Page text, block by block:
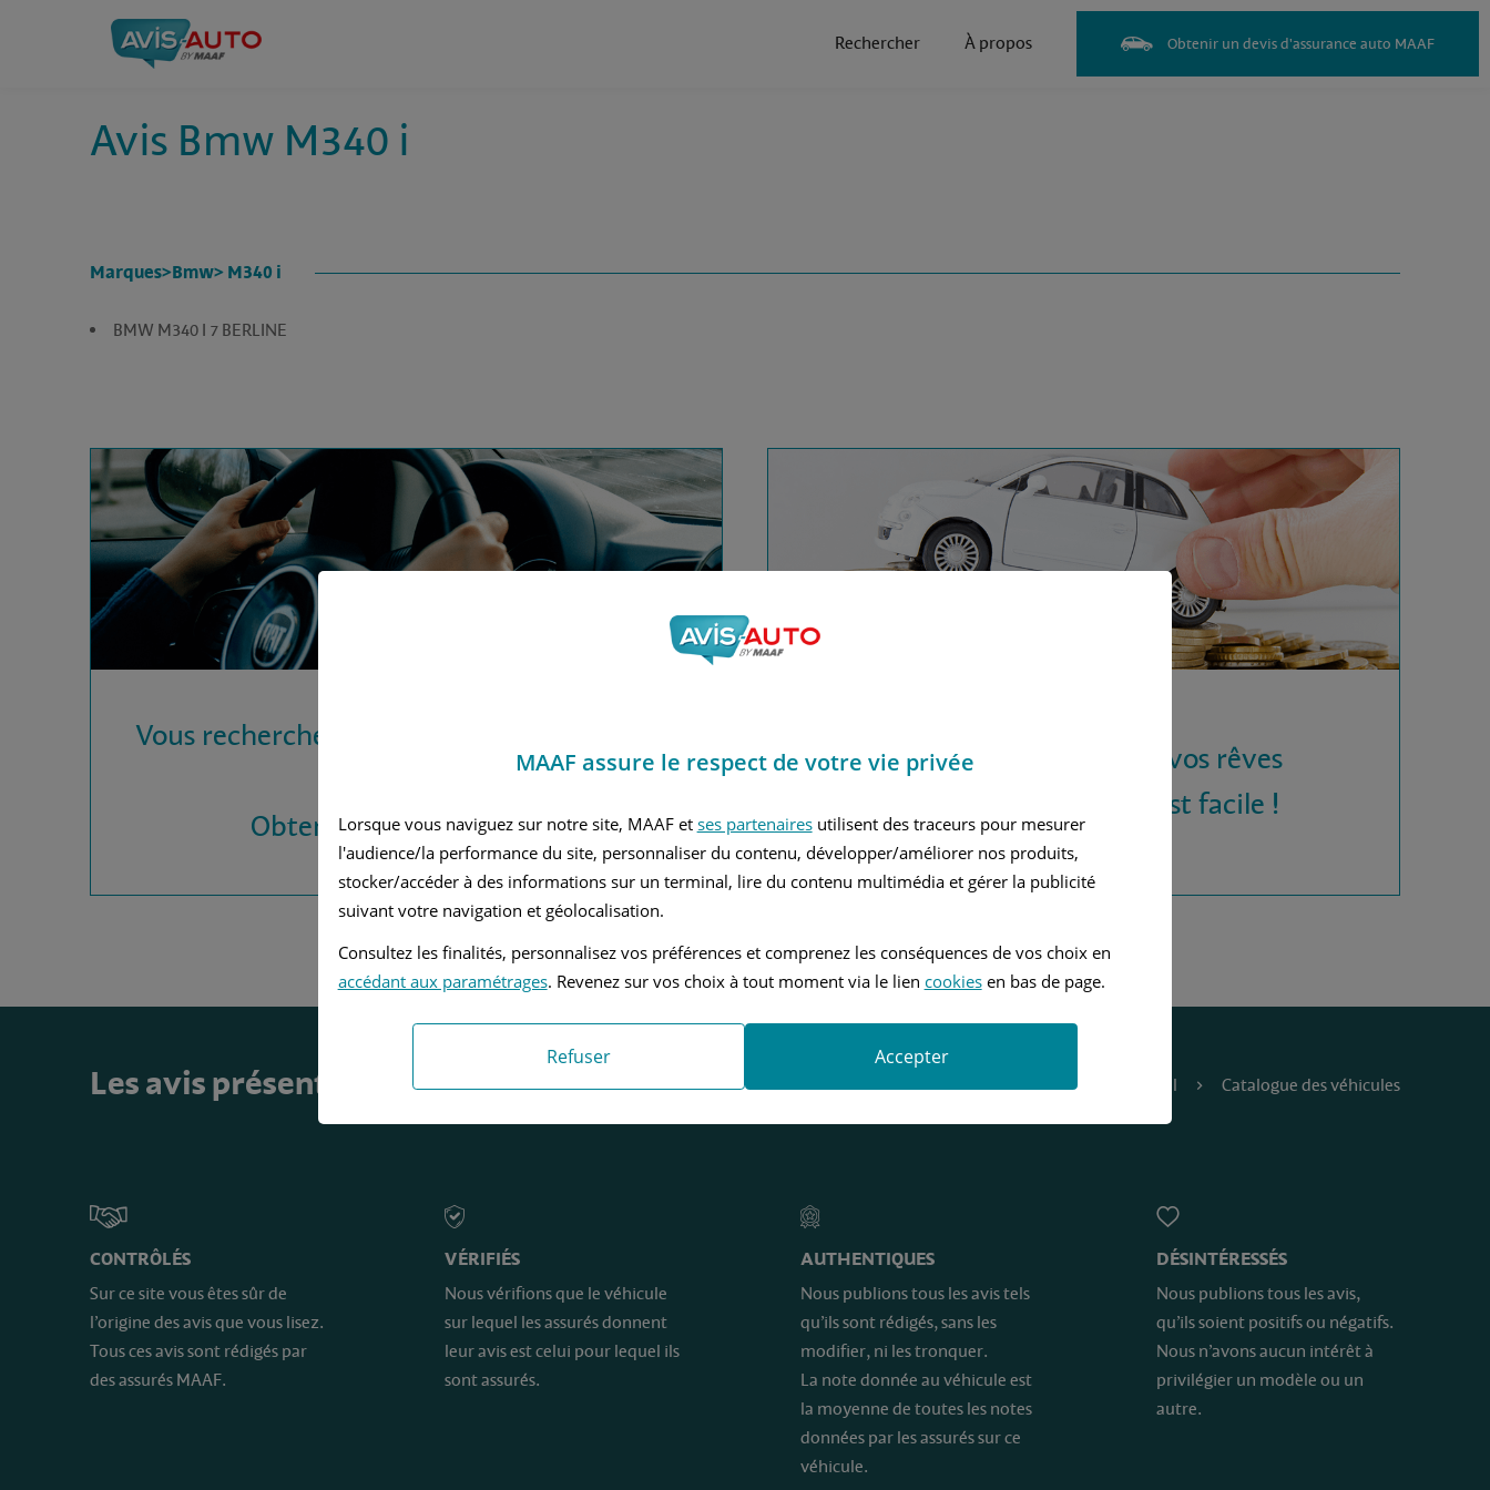
Rechercher À propos Obtenir un devis d'assurance auto MAAF
Avis Bmw M340 i
Marques>Bmw> M340 i
BMW M340 I 7 BERLINE
Vous recherchez une assurance automobile
Obtenez vos devis MAAF
Financez la voiture de vos rêves
Avec le crédit auto, c'est facile !
Les avis présents sur ce site sont… Accueil Catalogue des véhicules
CONTRÔLÉS
Sur ce site vous êtes sûr de
l’origine des avis que vous lisez.
Tous ces avis sont rédigés par
des assurés MAAF.
VÉRIFIÉS
Nous vérifions que le véhicule
sur lequel les assurés donnent
leur avis est celui pour lequel ils
sont assurés.
AUTHENTIQUES
Nous publions tous les avis tels
qu’ils sont rédigés, sans les
modifier, ni les tronquer.
La note donnée au véhicule est
la moyenne de toutes les notes
données par les assurés sur ce
véhicule.
DÉSINTÉRESSÉS
Nous publions tous les avis,
qu’ils soient positifs ou négatifs.
Nous n’avons aucun intérêt à
privilégier un modèle ou un
autre.
MAAF assure le respect de votre vie privée
Lorsque vous naviguez sur notre site, MAAF et ses partenairesutilisent des traceurs pour mesurer
l'audience/la performance du site, personnaliser du contenu, développer/améliorer nos produits,
stocker/accéder à des informations sur un terminal, lire du contenu multimédia et gérer la publicité
suivant votre navigation et géolocalisation.
Consultez les finalités, personnalisez vos préférences et comprenez les conséquences de vos choix en
accédant aux paramétrages. Revenez sur vos choix à tout moment via le lien cookiesen bas de page.
Refuser Accepter